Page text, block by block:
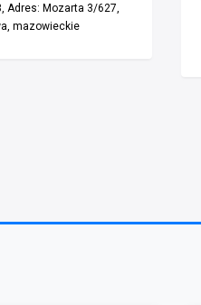
Adres: Mozarta 3/627,
mazowieckie